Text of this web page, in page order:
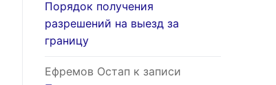
Порядок получения
разрешений на выезд за
границу
Ефремов Остап к записи